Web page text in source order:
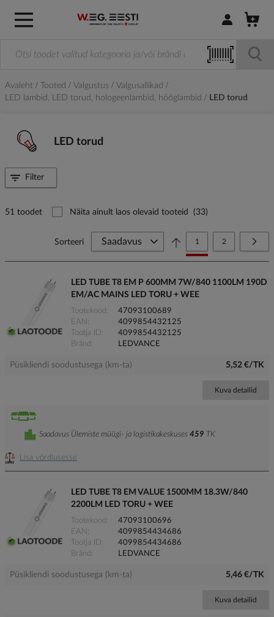
Logi sisse /
Avaleht Tooted Valgustus
Valgusallikad
LED lambid, LED torud, hologeenlambid, hõõglambid
LED torud
LED torud
51 toodet Näita ainult laos olevaid tooteid (33)
PageYou're currently reading
1 Page
2
Sorteeri
LED TUBE T8 EM P 600MM 7W/840 1100LM 190D
EM/AC MAINS LED TORU + WEE
Tootekood
47093100689
EAN
4099854432125
Tootja ID
4099854432125
Bränd
LEDVANCE
Püsikliendi soodustusega (km-ta) 5,52 €/TK
Kuva detailid
Lisa võrdlusesse
Saadavus Ülemiste müügi- ja logistikakeskuses 459 TK
LED TUBE T8 EM VALUE 1500MM 18.3W/840
2200LM LED TORU + WEE
Tootekood
47093100696
EAN
4099854434686
Tootja ID
4099854434686
Bränd
LEDVANCE
Püsikliendi soodustusega (km-ta) 5,46 €/TK
Kuva detailid
Filter